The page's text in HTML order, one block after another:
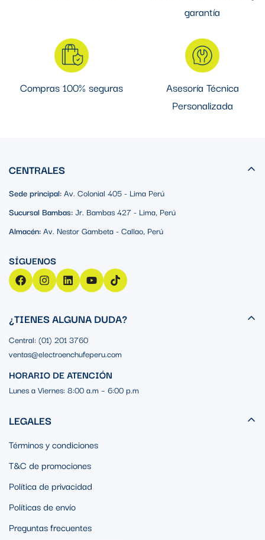
garantía
Compras 100% seguras
Asesoría Técnica
Personalizada
CENTRALES
Sede principal:Av. Colonial 405 - Lima Perú
Sucursal Bambas:Jr. Bambas 427 - Lima, Perú
Almacén:Av. Nestor Gambeta - Callao, Perú
¿TIENES ALGUNA DUDA?
Central: (01) 201 3760
ventas@electroenchufeperu.com
HORARIO DE ATENCIÓN
Lunes a Viernes: 8:00 a.m – 6:00 p.m
LEGALES
Términos y condiciones
T&C de promociones
Política de privacidad
Políticas de envío
Preguntas frecuentes